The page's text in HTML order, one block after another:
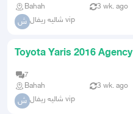
Bahah 3 wk. ago
ش شاليه ريفال vip
Toyota Yaris 2016 Agency
7
Bahah
3 wk. ago
ش شاليه ريفال vip